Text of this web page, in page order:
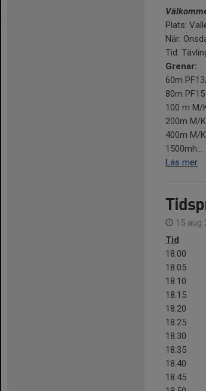
Plats:
När:
Tid:
Grenar:
60m
80m PF15
100 m M/
200m M/
400m M/
1500mh...
Läs mer
15 aug
Tid
18.00
18.05
18.10
18.15
18.20
18.25
18.30
18.35
18.40
18.45